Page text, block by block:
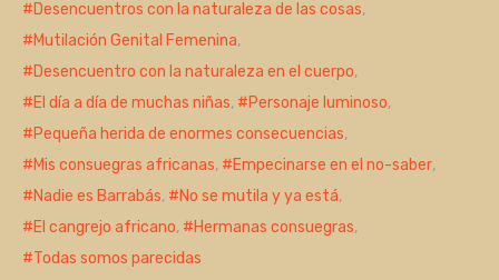
Desencuentros con la naturaleza de las cosas,
Mutilación Genital Femenina,
Desencuentro con la naturaleza en el cuerpo,
El día a día de muchas niñas, Personaje luminoso,
Pequeña herida de enormes consecuencias,
Mis consuegras africanas, Empecinarse en el no-saber,
Nadie es Barrabás, No se mutila y ya está,
El cangrejo africano, Hermanas consuegras,
Todas somos parecidas